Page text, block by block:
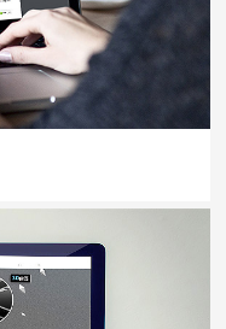
市鹏凯新世纪科技...